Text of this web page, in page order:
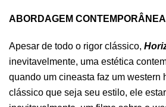
ABORDAGEM CONTEMPORÂNEA
Apesar de todo o rigor clássico,
inevitavelmente, uma estética
quando um cineasta faz um western
clássico que seja seu estilo, ele